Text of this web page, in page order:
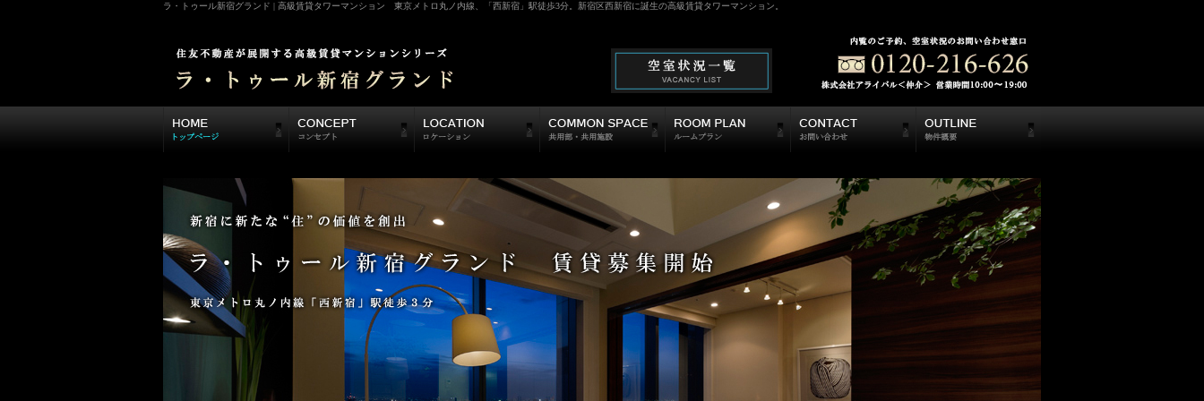
ラ・トゥール新宿グランド | 高級賃貸タワーマンション 東京メトロ丸ノ内線、「西新宿」駅徒歩3分。新宿区西新宿に誕生の高級賃貸タワーマンション。